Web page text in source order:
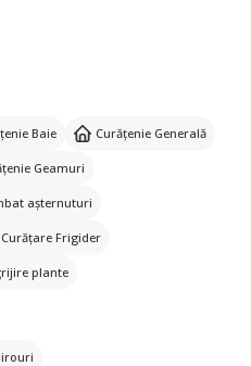
Baie Curățenie Generală
Geamuri
așternuturi
Curățare Frigider
plante